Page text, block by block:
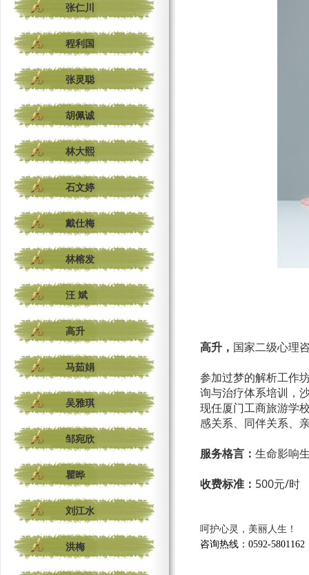
张仁川
程利国
张灵聪
胡佩诚
林大熙
石文婷
戴仕梅
林榕发
汪 斌
高升
马茹娟
吴雅琪
邹宛欣
瞿晔
刘江水
洪梅
高升， 国家二级心理
参加过梦的解析工作
询与治疗体系培训 ，
现任厦门工商旅游学
感关系、同伴关系、
服务格言： 生命影响
收费标准： 500元/时
呵护心灵，美丽人生！
咨询热线：0592-5801162